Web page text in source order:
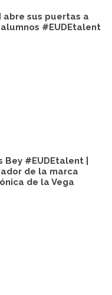
abre sus puertas a
#EUDEtalent
Bey #EUDEtalent |
de la marca
de la Vega